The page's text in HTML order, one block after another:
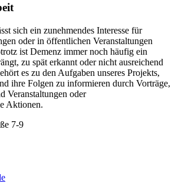
sich ein zunehmendes Interesse für
oder in öffentlichen Veranstaltungen
ist Demenz immer noch häufig ein
zu spät erkannt oder nicht ausreichend
es zu den Aufgaben unseres Projekts,
ihre Folgen zu informieren durch Vorträge,
Veranstaltungen oder
Aktionen.
7-9